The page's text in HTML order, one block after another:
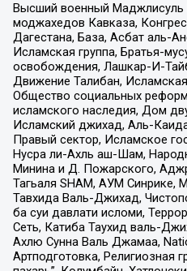
Высший военный
моджахедов Кавказа,
Дагестана, База, Асбат аль-
Исламская группа, Братья-
освобождения, Лашкар-И-
Движение Талибан, Исламская
Общество социальных
исламского наследия, Дом
Исламский джихад, Аль-
Правый сектор, Исламское
Нусра ли-Ахль аш-Шам,
Минина и Д. Пожарского,
Тагьаля SHAM, АУМ
Тавхида Валь-Джихад,
ба суи давлати исломи,
Сеть, Катиба Таухид валь-
Ахлю Сунна Валь Джамаа,
Артподготовка, Религиозная